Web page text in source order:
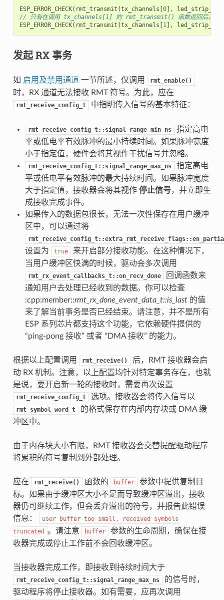
ESP_ERROR_CHECK( rmt_transmit (tx_channels 0],
// 只有在调用 tx_channels[1] 的 rmt_transmit() 函数返回后，
ESP_ERROR_CHECK( rmt_transmit (tx_channels 1],
发起 RX 事务
如 启用及禁用通道 一节所述，仅调用 rmt_enable()
时，RX 通道无法接收 RMT 符号。为此，应在
rmt_receive_config_t 中指明传入信号的基本特征：
rmt_receive_config_t::signal_range_min_ns
指定高电
平或低电平有效脉冲的最小持续时间。如果脉冲宽度
小于指定值，硬件会将其视作干扰信号并忽略。
rmt_receive_config_t::signal_range_max_ns
指定高电
平或低电平有效脉冲的最大持续时间。如果脉冲宽度
大于指定值，接收器会将其视作 停止信号，并立即生
成接收完成事件。
如果传入的数据包很长，无法一次性保存在用户缓冲
区中，可以通过将
设置为 true
来开启部分接收功能。在这种情况下，
当用户缓冲区快满的时候，驱动会多次调用
rmt_rx_event_callbacks_t::on_recv_done
回调函数来
通知用户去处理已经收到的数据。你可以检查
:cpp:member::rmt_rx_done_event_data_t::is_last的值
来了解当前事务是否已经结束。请注意，并不是所有
ESP 系列芯片都支持这个功能，它依赖硬件提供的
“ping-pong 接收” 或者 “DMA 接收” 的能力。
根据以上配置调用 rmt_receive()
后，RMT 接收器会启
动 RX 机制。注意，以上配置均针对特定事务存在，也就
是说，要开启新一轮的接收时，需要再次设置
rmt_receive_config_t 选项。接收器会将传入信号以
rmt_symbol_word_t
的格式保存在内部内存块或 DMA 缓
冲区中。
由于内存块大小有限，RMT 接收器会交替提醒驱动程序
将累积的符号复制到外部处理。
应在 rmt_receive() 函数的 buffer
参数中提供复制目
标。如果由于缓冲区大小不足而导致缓冲区溢出，接收
器仍可继续工作，但会丢弃溢出的符号，并报告此错误
信息：
user buffer too small, received
symbols
truncated 。请注意 buffer
参数的生命周期，确保在接
收器完成或停止工作前不会回收缓冲区。
当接收器完成工作，即接收到持续时间大于
rmt_receive_config_t::signal_range_max_ns
的信号时，
驱动程序将停止接收器。如有需要，应再次调用